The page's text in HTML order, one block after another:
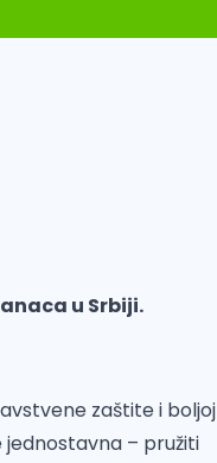
u Srbiji.
zaštite i boljoj
jednostavna – pružiti